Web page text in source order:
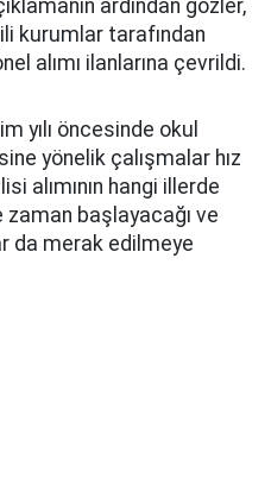
ardından gözler,
kurumlar tarafından
alımı ilanlarına çevrildi.
yılı öncesinde okul
yönelik çalışmalar hız
alımının hangi illerde
zaman başlayacağı ve
da merak edilmeye